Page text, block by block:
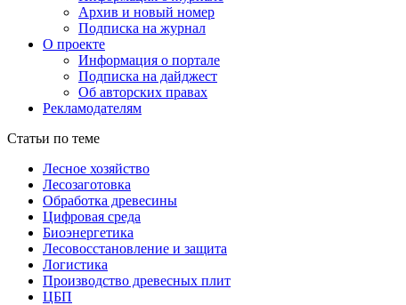
Архив и новый номер
Подписка на журнал
О проекте
Информация о портале
Подписка на дайджест
Об авторских правах
Рекламодателям
Статьи по теме
Лесное хозяйство
Лесозаготовка
Обработка древесины
Цифровая среда
Биоэнергетика
Лесовосстановление и защита
Логистика
Производство древесных плит
ЦБП